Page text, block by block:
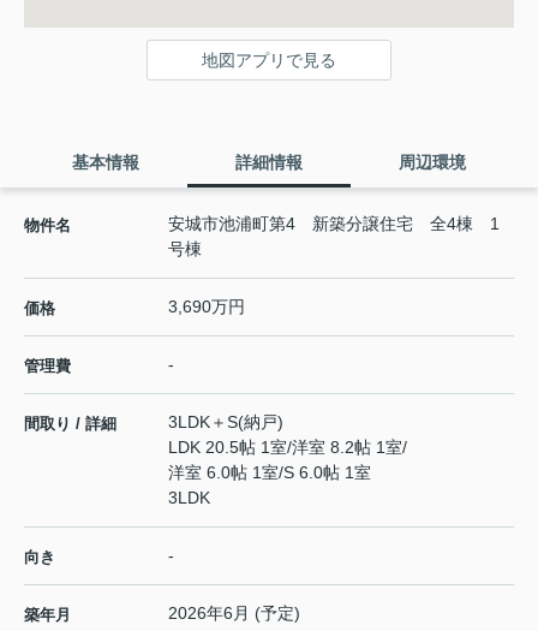
地図アプリで見る
基本情報 詳細情報 周辺環境
物件名
安城市池浦町第4 新築分譲住宅 全4棟 1
号棟
価格 3,690万円
管理費 -
間取り / 詳細
3LDK＋S(納戸)
LDK 20.5帖 1室/洋室 8.2帖 1室/
洋室 6.0帖 1室/S 6.0帖 1室
3LDK
向き -
築年月 2026年6月 (予定)